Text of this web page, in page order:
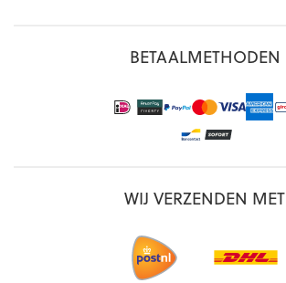
BETAALMETHODEN
WIJ VERZENDEN MET